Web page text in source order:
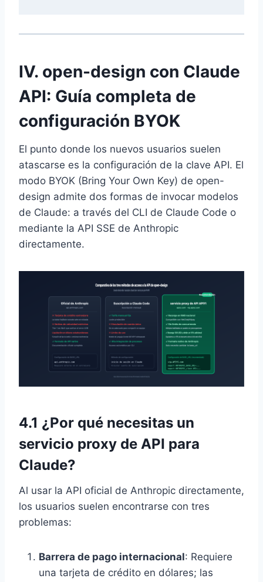
IV. open-design con Claude
API: Guía completa de
configuración BYOK
El punto donde los nuevos usuarios suelen
atascarse es la configuración de la clave API. El
modo BYOK (Bring Your Own Key) de open-
design admite dos formas de invocar modelos
de Claude: a través del CLI de Claude Code o
mediante la API SSE de Anthropic
directamente.
4.1 ¿Por qué necesitas un
servicio proxy de API para
Claude?
Al usar la API oficial de Anthropic directamente,
los usuarios suelen encontrarse con tres
problemas:
Barrera de pago internacional: Requiere
una tarjeta de crédito en dólares; las